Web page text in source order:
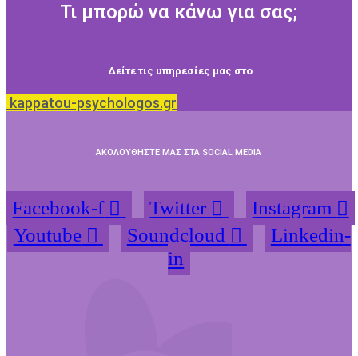
Τι μπορώ να κάνω για σας;
Δείτε τις υπηρεσίες μας στο
kappatou-psychologos.gr
ΑΚΟΛΟΥΘΗΣΤΕ ΜΑΣ ΣΤΑ SOCIAL MEDIA
Facebook-f Twitter
Instagram
Youtube
Soundcloud
Linkedin-
in